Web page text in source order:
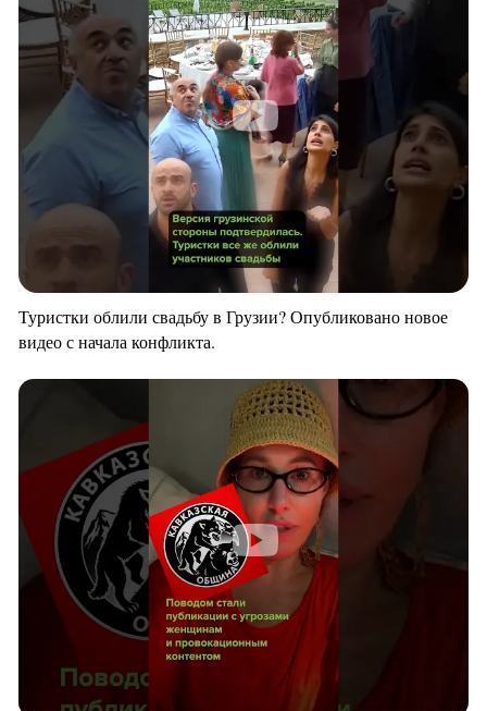
Туристки облили свадьбу в Грузии? Опубликовано новое
видео с начала конфликта.